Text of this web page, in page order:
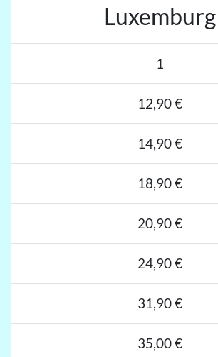
Luxemburg
1
12,90 €
14,90 €
18,90 €
20,90 €
24,90 €
31,90 €
35,00 €